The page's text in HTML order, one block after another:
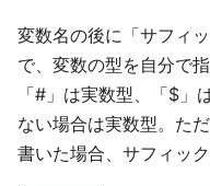
変数名の後に「サフィ
で、変数の型を自分で
「#」は実数型、「$」
ない場合は実数型。た
書いた場合、サフィッ